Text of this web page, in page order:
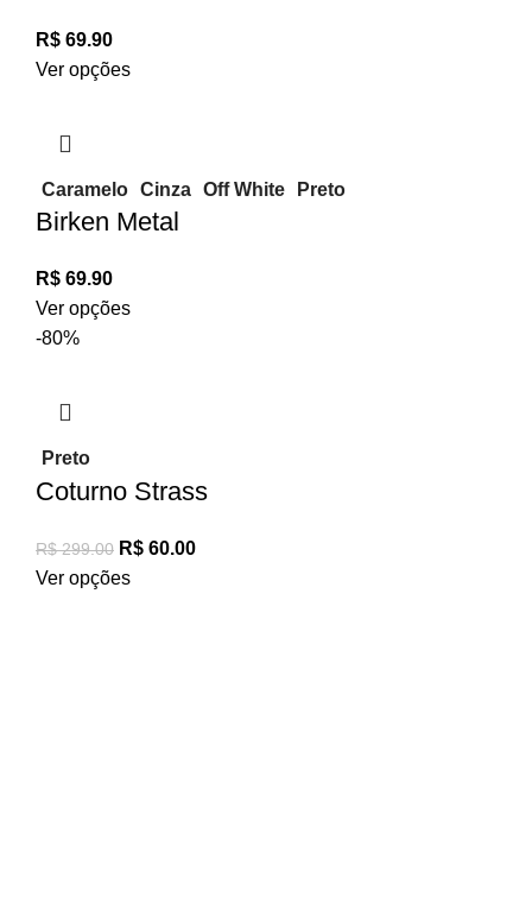
R$ 69.90
Ver opções
Caramelo Cinza Off White Preto
Birken Metal
R$ 69.90
Ver opções
-80%
Preto
Coturno Strass
R$299.00 R$ 60.00
Ver opções